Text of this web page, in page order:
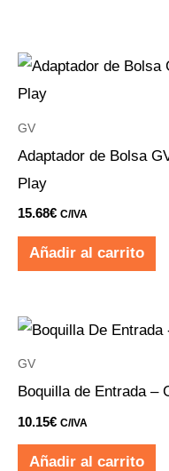
GV
Adaptador de Bolsa
Play
15.68€ C/IVA
Añadir al carrito
GV
Boquilla de Entrada –
10.15€ C/IVA
Añadir al carrito